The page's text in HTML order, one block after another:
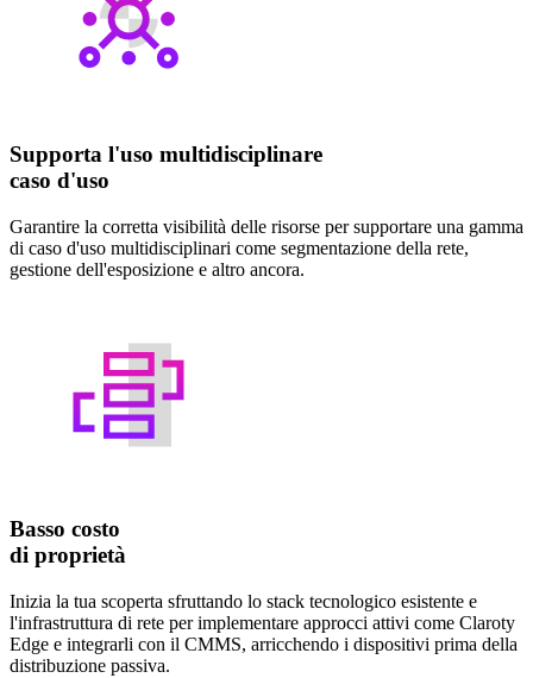
Supporta l'uso multidisciplinare
caso d'uso
Garantire la corretta visibilità delle risorse per supportare una gamma
di caso d'uso multidisciplinari come segmentazione della rete,
gestione dell'esposizione e altro ancora.
Basso costo
di proprietà
Inizia la tua scoperta sfruttando lo stack tecnologico esistente e
l'infrastruttura di rete per implementare approcci attivi come Claroty
Edge e integrarli con il CMMS, arricchendo i dispositivi prima della
distribuzione passiva.